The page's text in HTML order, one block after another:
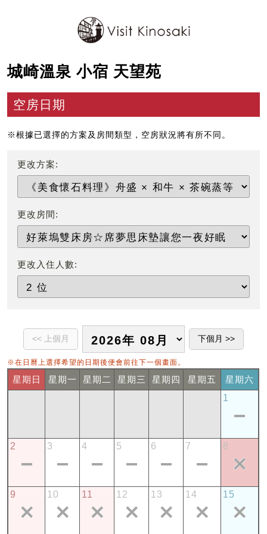
城崎溫泉 小宿 天望苑
空房日期
※根據已選擇的方案及房間類型，空房狀況將有所不同。
更改方案:
更改房間:
更改入住人數:
※在日曆上選擇希望的日期後便會前往下一個畫面。
星期日 星期一 星期二 星期三 星期四 星期五
星期六
1
2 3 4 5 6 7 8
9 10 11 12 13 14 15